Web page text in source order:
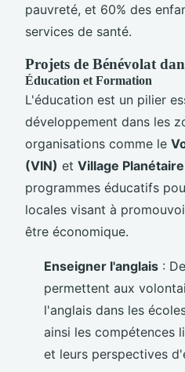
pauvreté, et 60% des
services de santé.
Projets de Bénévolat
Éducation et Formation
L'éducation est un pilier
développement dans les
organisations comme le
(VIN) et Village Planétaire
programmes éducatifs
locales visant à
être économique.
Enseigner l'anglais :
permettent aux
l'anglais dans les
ainsi les compétences
et leurs perspectives